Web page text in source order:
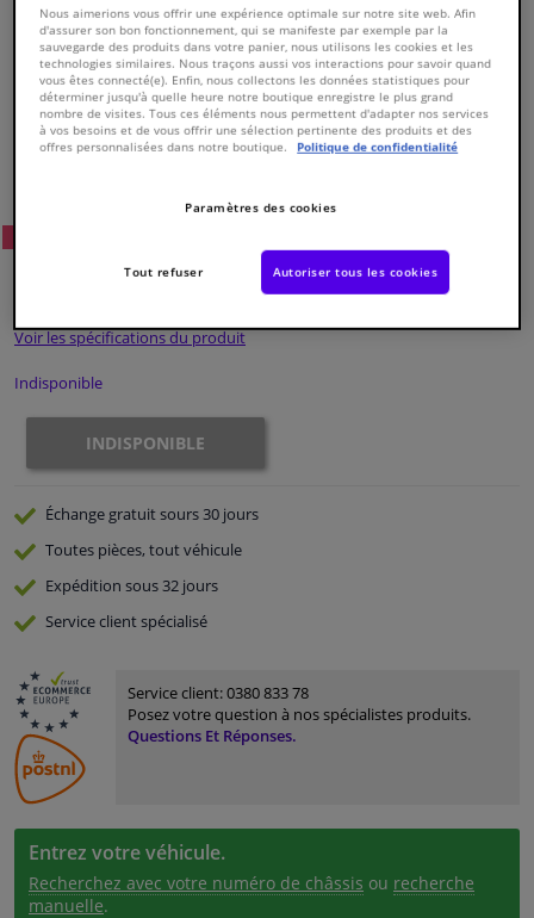
Fenêtres & accessoires
Intérieur & ameublement
Capteurs & électronique
Numéro de produit d'origine:
0185388
TTC
Voir les spécifications du produit
Indisponible
INDISPONIBLE
Échange gratuitsours 30 jours
Toutes pièces, tout véhicule
Expédition sous 32 jours
Serviceclient spécialisé
Service client:0380 833 78
Posez votre question à nos spécialistes produits.
Questions Et Réponses.
Entrez votre véhicule.
Recherchez avec votre numéro de châssis ou recherche
manuelle.
Nous aimerions vous offrir une expérience optimale sur notre site web. Afin
d'assurer son bon fonctionnement, qui se manifeste par exemple par la
sauvegarde des produits dans votre panier, nous utilisons les cookies et les
technologies similaires. Nous traçons aussi vos interactions pour savoir quand
vous êtes connecté(e). Enfin, nous collectons les données statistiques pour
déterminer jusqu'à quelle heure notre boutique enregistre le plus grand
nombre de visites. Tous ces éléments nous permettent d'adapter nos services
à vos besoins et de vous offrir une sélection pertinente des produits et des
offres personnalisées dans notre boutique.
Politique de confidentialité
Paramètres des cookies
Tout refuser Autoriser tous les cookies